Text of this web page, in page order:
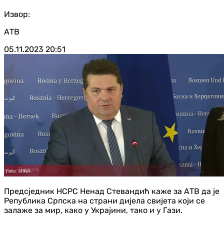
Извор:
АТВ
05.11.2023 20:51
Предсједник НСРС Ненад Стевандић каже за АТВ да је
Република Српска на страни дијела свијета који се
залаже за мир, како у Украјини, тако и у Гази.